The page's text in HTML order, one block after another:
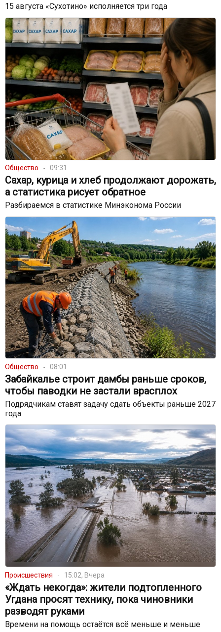
15 августа «Сухотино» исполняется три года
Общество 09:31
Сахар, курица и хлеб продолжают дорожать,
а статистика рисует обратное
Разбираемся в статистике Минэконома России
Общество 08:01
Забайкалье строит дамбы раньше сроков,
чтобы паводки не застали врасплох
Подрядчикам ставят задачу сдать объекты раньше 2027
года
Происшествия 15:02, Вчера
«Ждать некогда»: жители подтопленного
Угдана просят технику, пока чиновники
разводят руками
Времени на помощь остаётся всё меньше и меньше